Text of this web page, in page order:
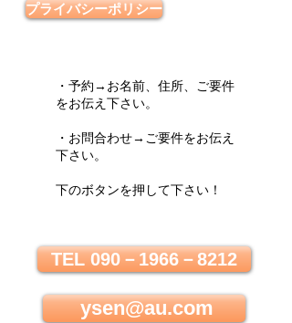
プライバシーポリシー
・予約→お名前、住所、ご要件
をお伝え下さい。
・お問合わせ→ご要件をお伝え
下さい。
下のボタンを押して下さい！
TEL 090－1966－8212
ysen@au.com